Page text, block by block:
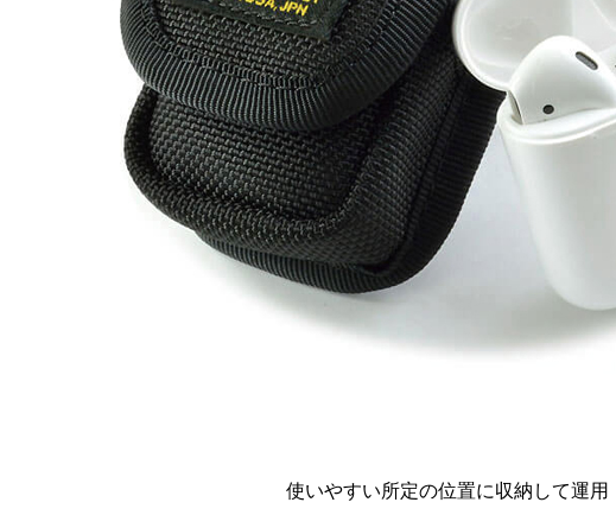
使いやすい所定の位置に収納して運用